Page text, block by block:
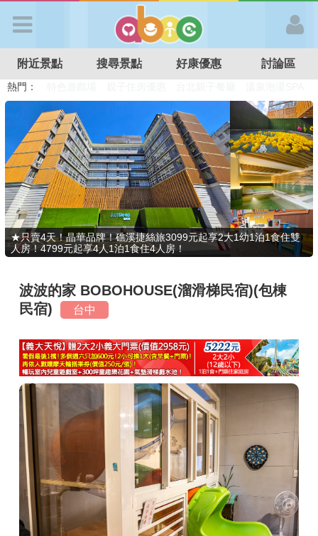
APP登入
首 頁
搜尋景點
好康優惠
最新消息
最新留言
商家合作
推薦景點
討論區
聯絡我們
APP下載
附近景點 搜尋景點 好康優惠 討論區
熱門：
特色遊戲場
親子住房優惠 台北親子餐廳 溫泉泡湯SPA
★只賣4天！晶華品牌！礁溪捷絲旅3099元起享2大1幼1泊1食住雙
人房！4799元起享4人1泊1食住4人房！
波波的家 BOBOHOUSE(溜滑梯民宿)(包棟
民宿)
台中